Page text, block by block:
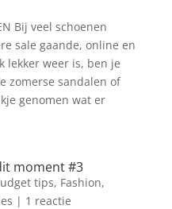
Bij veel schoenen
sale gaande, online en
lekker weer is, ben je
zomerse sandalen of
genomen wat er
moment #3
tips, Fashion,
| 1 reactie